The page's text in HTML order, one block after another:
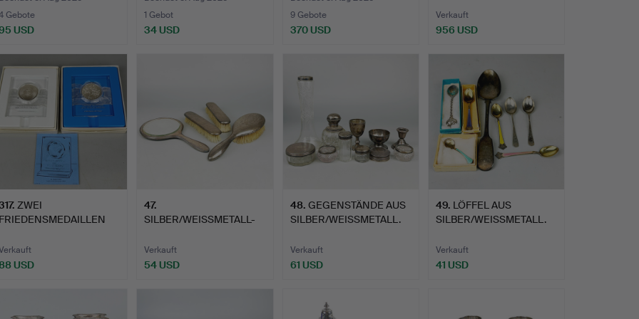
Gebote
USD
1 Gebot
34 USD
9 Gebote
370 USD
Verkauft
956 USD
. ZWEI
FRIEDENSMEDAILLEN
USD
47.
SILBER/WEISSMETALL-
ACCESSOIRE…
Verkauft
54 USD
48. GEGENSTÄNDE AUS
SILBER/WEISSMETALL.
Verkauft
61 USD
49. LÖFFEL AUS
SILBER/WEISSMETALL.
Verkauft
41 USD